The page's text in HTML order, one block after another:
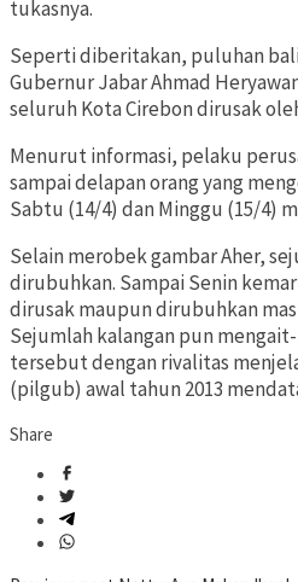
tukasnya.
Seperti diberitakan, puluhan
Gubernur Jabar Ahmad
seluruh Kota Cirebon dirusak
Menurut informasi, pelaku
sampai delapan orang yang
Sabtu (14/4) dan Minggu (15/4)
Selain merobek gambar Aher,
dirubuhkan. Sampai Senin
dirusak maupun dirubuhkan
Sejumlah kalangan pun
tersebut dengan rivalitas
(pilgub) awal tahun 2013
Share